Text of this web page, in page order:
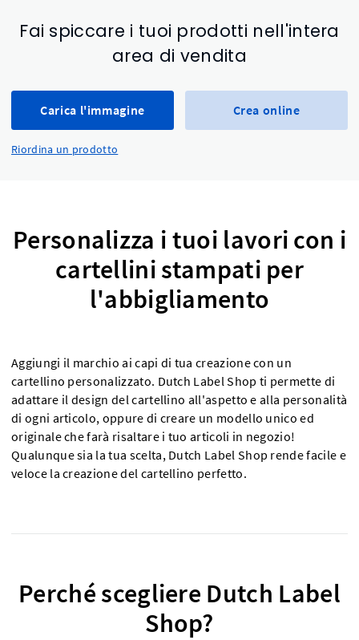
Fai spiccare i tuoi prodotti nell'intera
area di vendita
Carica l'immagine Crea online
Riordina un prodotto
Personalizza i tuoi lavori con i
cartellini stampati per
l'abbigliamento
Aggiungi il marchio ai capi di tua creazione con un
cartellino personalizzato. Dutch Label Shop ti permette di
adattare il design del cartellino all'aspetto e alla personalità
di ogni articolo, oppure di creare un modello unico ed
originale che farà risaltare i tuo articoli in negozio!
Qualunque sia la tua scelta, Dutch Label Shop rende facile e
veloce la creazione del cartellino perfetto.
Perché scegliere Dutch Label
Shop?